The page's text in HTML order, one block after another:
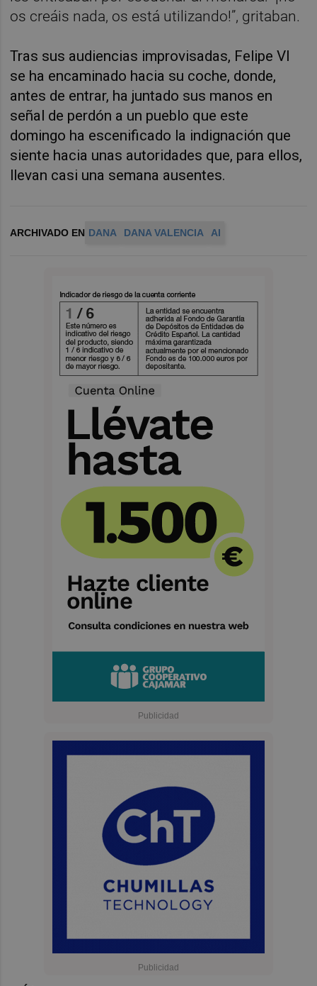
os creáis nada, os está utilizando!”, gritaban.
Tras sus audiencias improvisadas, Felipe VI
se ha encaminado hacia su coche, donde,
antes de entrar, ha juntado sus manos en
señal de perdón a un pueblo que este
domingo ha escenificado la indignación que
siente hacia unas autoridades que, para ellos,
llevan casi una semana ausentes.
ARCHIVADO EN DANA DANA VALENCIA AI